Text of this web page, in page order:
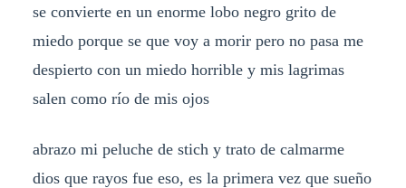
se convierte en un enorme lobo negro grito de
miedo porque se que voy a morir pero no pasa me
despierto con un miedo horrible y mis lagrimas
salen como río de mis ojos
abrazo mi peluche de stich y trato de calmarme
dios que rayos fue eso, es la primera vez que sueño